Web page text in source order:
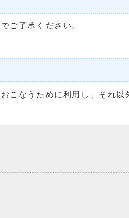
ご了承ください。
こなうために利用し、それ以